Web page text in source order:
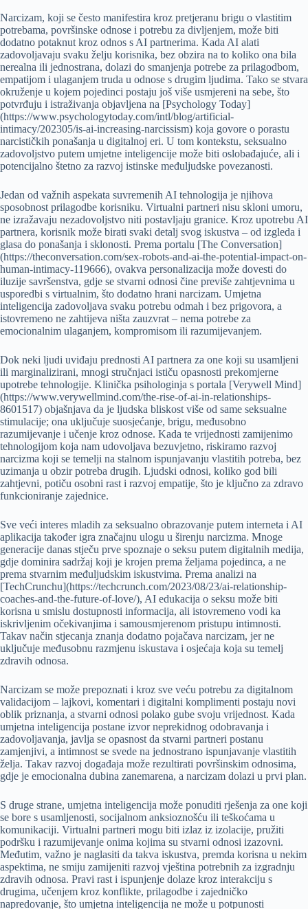
Narcizam, koji se često manifestira kroz pretjeranu brigu o vlastitim
potrebama, površinske odnose i potrebu za divljenjem, može biti
dodatno potaknut kroz odnos s AI partnerima. Kada AI alati
zadovoljavaju svaku želju korisnika, bez obzira na to koliko ona bila
nerealna ili jednostrana, dolazi do smanjenja potrebe za prilagodbom,
empatijom i ulaganjem truda u odnose s drugim ljudima. Tako se stvara
okruženje u kojem pojedinci postaju još više usmjereni na sebe, što
potvrđuju i istraživanja objavljena na [Psychology Today]
(https://www.psychologytoday.com/intl/blog/artificial-
intimacy/202305/is-ai-increasing-narcissism) koja govore o porastu
narcističkih ponašanja u digitalnoj eri. U tom kontekstu, seksualno
zadovoljstvo putem umjetne inteligencije može biti oslobađajuće, ali i
potencijalno štetno za razvoj istinske međuljudske povezanosti.
Jedan od važnih aspekata suvremenih AI tehnologija je njihova
sposobnost prilagodbe korisniku. Virtualni partneri nisu skloni umoru,
ne izražavaju nezadovoljstvo niti postavljaju granice. Kroz upotrebu AI
partnera, korisnik može birati svaki detalj svog iskustva – od izgleda i
glasa do ponašanja i sklonosti. Prema portalu [The Conversation]
(https://theconversation.com/sex-robots-and-ai-the-potential-impact-on-
human-intimacy-119666), ovakva personalizacija može dovesti do
iluzije savršenstva, gdje se stvarni odnosi čine previše zahtjevnima u
usporedbi s virtualnim, što dodatno hrani narcizam. Umjetna
inteligencija zadovoljava svaku potrebu odmah i bez prigovora, a
istovremeno ne zahtijeva ništa zauzvrat – nema potrebe za
emocionalnim ulaganjem, kompromisom ili razumijevanjem.
Dok neki ljudi uviđaju prednosti AI partnera za one koji su usamljeni
ili marginalizirani, mnogi stručnjaci ističu opasnosti prekomjerne
upotrebe tehnologije. Klinička psihologinja s portala [Verywell Mind]
(https://www.verywellmind.com/the-rise-of-ai-in-relationships-
8601517) objašnjava da je ljudska bliskost više od same seksualne
stimulacije; ona uključuje suosjećanje, brigu, međusobno
razumijevanje i učenje kroz odnose. Kada te vrijednosti zamijenimo
tehnologijom koja nam udovoljava bezuvjetno, riskiramo razvoj
narcizma koji se temelji na stalnom ispunjavanju vlastitih potreba, bez
uzimanja u obzir potreba drugih. Ljudski odnosi, koliko god bili
zahtjevni, potiču osobni rast i razvoj empatije, što je ključno za zdravo
funkcioniranje zajednice.
Sve veći interes mladih za seksualno obrazovanje putem interneta i AI
aplikacija također igra značajnu ulogu u širenju narcizma. Mnoge
generacije danas stječu prve spoznaje o seksu putem digitalnih medija,
gdje dominira sadržaj koji je krojen prema željama pojedinca, a ne
prema stvarnim međuljudskim iskustvima. Prema analizi na
[TechCrunchu](https://techcrunch.com/2023/08/23/ai-relationship-
coaches-and-the-future-of-love/), AI edukacija o seksu može biti
korisna u smislu dostupnosti informacija, ali istovremeno vodi ka
iskrivljenim očekivanjima i samousmjerenom pristupu intimnosti.
Takav način stjecanja znanja dodatno pojačava narcizam, jer ne
uključuje međusobnu razmjenu iskustava i osjećaja koja su temelj
zdravih odnosa.
Narcizam se može prepoznati i kroz sve veću potrebu za digitalnom
validacijom – lajkovi, komentari i digitalni komplimenti postaju novi
oblik priznanja, a stvarni odnosi polako gube svoju vrijednost. Kada
umjetna inteligencija postane izvor neprekidnog odobravanja i
zadovoljavanja, javlja se opasnost da stvarni partneri postanu
zamjenjivi, a intimnost se svede na jednostrano ispunjavanje vlastitih
želja. Takav razvoj događaja može rezultirati površinskim odnosima,
gdje je emocionalna dubina zanemarena, a narcizam dolazi u prvi plan.
S druge strane, umjetna inteligencija može ponuditi rješenja za one koji
se bore s usamljenosti, socijalnom anksioznošću ili teškoćama u
komunikaciji. Virtualni partneri mogu biti izlaz iz izolacije, pružiti
podršku i razumijevanje onima kojima su stvarni odnosi izazovni.
Međutim, važno je naglasiti da takva iskustva, premda korisna u nekim
aspektima, ne smiju zamijeniti razvoj vještina potrebnih za izgradnju
zdravih odnosa. Pravi rast i ispunjenje dolaze kroz interakciju s
drugima, učenjem kroz konflikte, prilagodbe i zajedničko
napredovanje, što umjetna inteligencija ne može u potpunosti